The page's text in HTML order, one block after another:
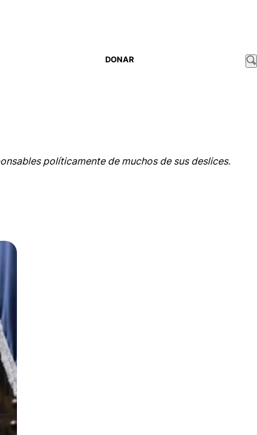
DONAR
políticamente de muchos de sus deslices.